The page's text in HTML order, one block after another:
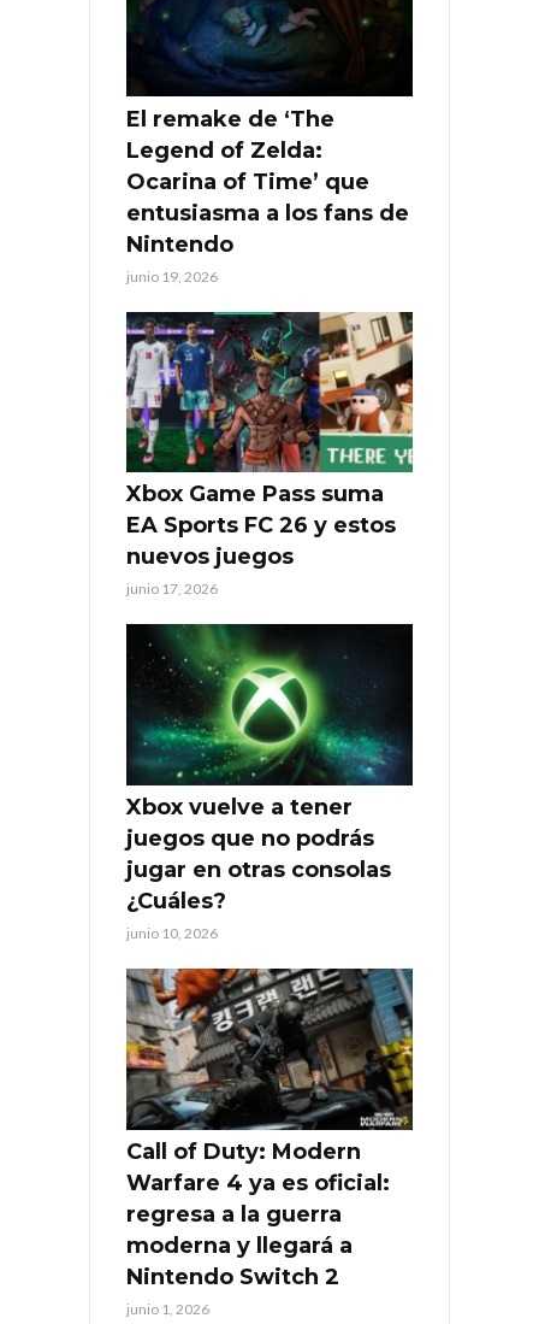
El remake de ‘The
Legend of Zelda:
Ocarina of Time’ que
entusiasma a los fans de
Nintendo
junio 19, 2026
Xbox Game Pass suma
EA Sports FC 26 y estos
nuevos juegos
junio 17, 2026
Xbox vuelve a tener
juegos que no podrás
jugar en otras consolas
¿Cuáles?
junio 10, 2026
Call of Duty: Modern
Warfare 4 ya es oficial:
regresa a la guerra
moderna y llegará a
Nintendo Switch 2
junio 1, 2026